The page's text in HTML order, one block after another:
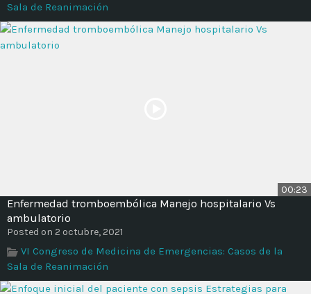
Sala de Reanimación
00:23
Enfermedad tromboembólica Manejo hospitalario Vs
ambulatorio
Posted on 2 octubre, 2021
VI Congreso de Medicina de Emergencias: Casos de la
Sala de Reanimación